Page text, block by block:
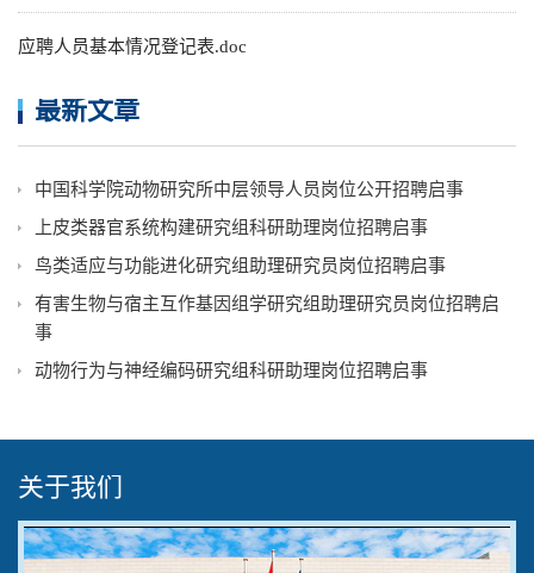
应聘人员基本情况登记表.doc
最新文章
中国科学院动物研究所中层领导人员岗位公开招聘启事
上皮类器官系统构建研究组科研助理岗位招聘启事
鸟类适应与功能进化研究组助理研究员岗位招聘启事
有害生物与宿主互作基因组学研究组助理研究员岗位招聘启
事
动物行为与神经编码研究组科研助理岗位招聘启事
关于我们